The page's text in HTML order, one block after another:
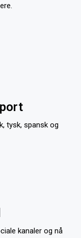
tysk, spansk og
kanaler og nå